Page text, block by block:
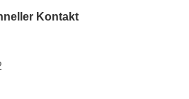
Kontakt